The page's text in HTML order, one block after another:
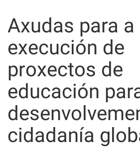
content
Axudas para a
execución de
proxectos de
educación
cidadanía